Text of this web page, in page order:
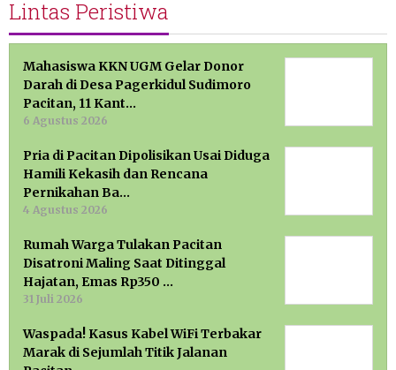
Lintas Peristiwa
Mahasiswa KKN UGM Gelar Donor
Darah di Desa Pagerkidul Sudimoro
Pacitan, 11 Kant…
6 Agustus 2026
Pria di Pacitan Dipolisikan Usai Diduga
Hamili Kekasih dan Rencana
Pernikahan Ba…
4 Agustus 2026
Rumah Warga Tulakan Pacitan
Disatroni Maling Saat Ditinggal
Hajatan, Emas Rp350 …
31 Juli 2026
Waspada! Kasus Kabel WiFi Terbakar
Marak di Sejumlah Titik Jalanan